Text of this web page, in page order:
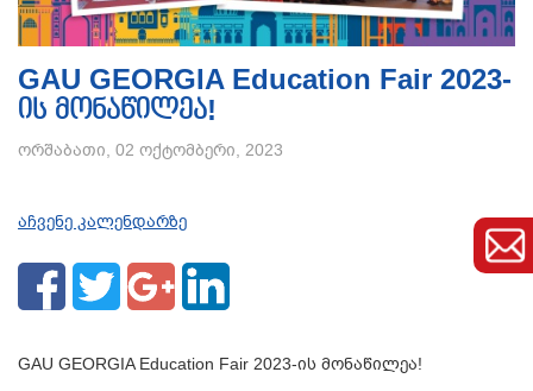
GAU GEORGIA Education Fair 2023-
ის მონაწილეა!
ორშაბათი, 02 ოქტომბერი, 2023
აჩვენე კალენდარზე
GAU GEORGIA Education Fair 2023-ის მონაწილეა!